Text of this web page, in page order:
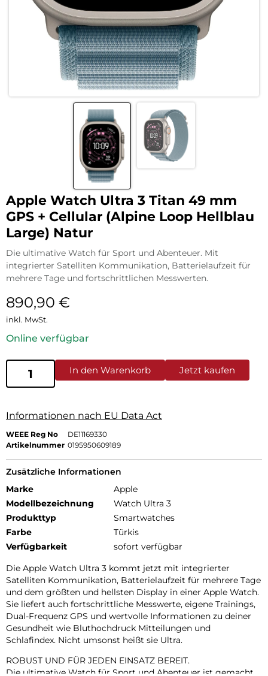
Apple Watch Ultra 3 Titan 49 mm
GPS + Cellular (Alpine Loop Hellblau
Large) Natur
Die ultimative Watch für Sport und Abenteuer. Mit
integrierter Satelliten Kommunikation, Batterielaufzeit für
mehrere Tage und fortschrittlichen Messwerten.
890,90 €
inkl. MwSt.
Online verfügbar
In den Warenkorb Jetzt kaufen
Informationen nach EU Data Act
WEEE Reg No
DE11169330
Artikelnummer 0195950609189
Zusätzliche Informationen
Marke
Apple
Modellbezeichnung
Watch Ultra 3
Produkttyp
Smartwatches
Farbe
Türkis
Verfügbarkeit
sofort verfügbar
Die Apple Watch Ultra 3 kommt jetzt mit integrierter
Satelliten Kommunikation, Batterielaufzeit für mehrere Tage
und dem größten und hellsten Display in einer Apple Watch.
Sie liefert auch fortschrittliche Messwerte, eigene Trainings,
Dual-Frequenz GPS und wertvolle Informationen zu deiner
Gesundheit wie Bluthochdruck Mitteilungen und
Schlafindex. Nicht umsonst heißt sie Ultra.
ROBUST UND FÜR JEDEN EINSATZ BEREIT.
Die ultimative Watch für Sport und Abenteuer ist gemacht,